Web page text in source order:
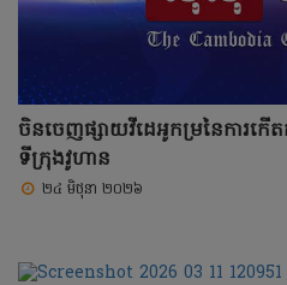
ចិនចេញផ្សាយវីដេអូកម្រនៃការកើ
ទីក្រុងវូហាន
២៤ មិថុនា ២០២៦